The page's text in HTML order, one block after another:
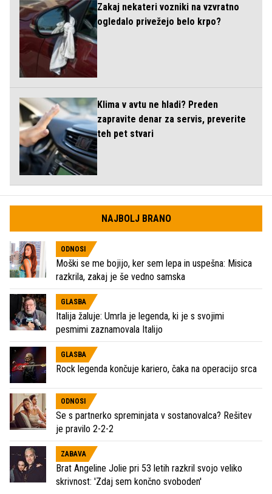
Zakaj nekateri vozniki na vzvratno
ogledalo privežejo belo krpo?
Klima v avtu ne hladi? Preden
zapravite denar za servis, preverite
teh pet stvari
NAJBOLJ BRANO
ODNOSI
Moški se me bojijo, ker sem lepa in uspešna: Misica
razkrila, zakaj je še vedno samska
GLASBA
Italija žaluje: Umrla je legenda, ki je s svojimi
pesmimi zaznamovala Italijo
GLASBA
Rock legenda končuje kariero, čaka na operacijo srca
ODNOSI
Se s partnerko spreminjata v sostanovalca? Rešitev
je pravilo 2-2-2
ZABAVA
Brat Angeline Jolie pri 53 letih razkril svojo veliko
skrivnost: 'Zdaj sem končno svoboden'